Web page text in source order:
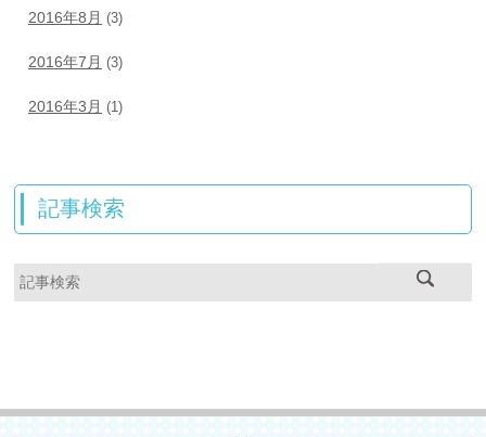
2016年8月 (3)
2016年7月 (3)
2016年3月 (1)
記事検索